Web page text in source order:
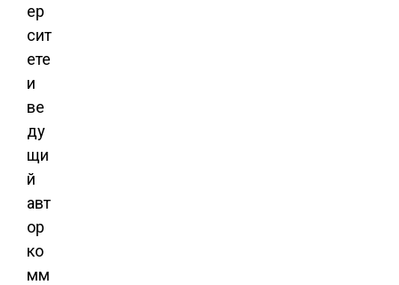
ер
сит
ете
и
ве
ду
щи
й
авт
ор
ко
мм